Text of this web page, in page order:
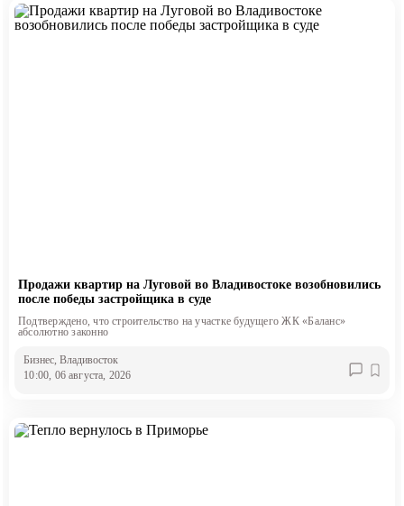
Продажи квартир на Луговой во Владивостоке возобновились
после победы застройщика в суде
Подтверждено, что строительство на участке будущего ЖК «Баланс»
абсолютно законно
Бизнес, Владивосток
10:00, 06 августа, 2026